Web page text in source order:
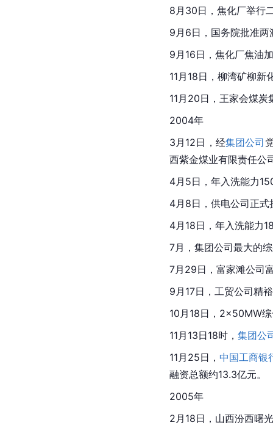
8月30日，焦化厂举行
9月6日，国务院批准
9月16日，焦化厂焦油
11月18日，柳湾矿柳新
11月20日，王家会煤
2004年
3月12日，经集团公司
西紫金煤业有限责任公
4月5日，年入洗能力
4月8日，供电公司正式
4月18日，年入洗能力
7月， 集团公司最大的
7月29日，富家滩公司
9月17日， 工贸公司精
10月18日，2×50MW
11月13日18时， 集团公
11月25日， 中国工商银
融资总额约13.3亿元。
2005年
2月18日，山西汾西曙